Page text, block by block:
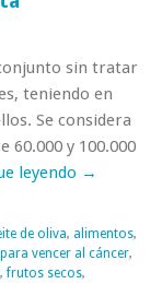
sin tratar
teniendo en
Se considera
60.000 y 100.000
leyendo →
de oliva, alimentos,
vencer al cáncer,
,frutos secos,